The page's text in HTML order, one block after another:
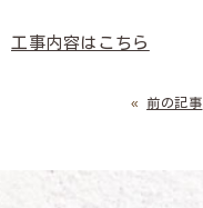
工事内容はこちら
« 前の記事